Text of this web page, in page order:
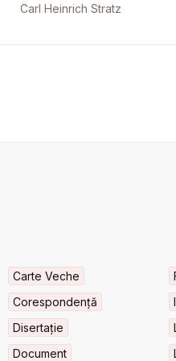
Carl Heinrich Stratz
Carte Veche
Corespondență
Disertație
Document